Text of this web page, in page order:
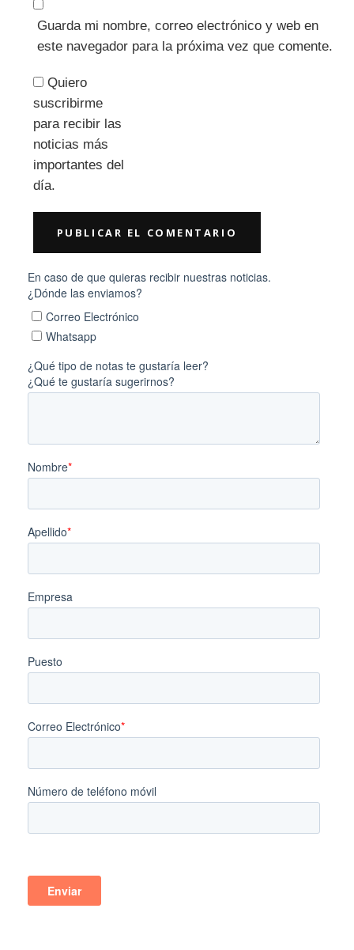
Guarda mi nombre, correo electrónico y web en
este navegador para la próxima vez que comente.
Quiero
suscribirme
para recibir las
noticias más
importantes del
día.